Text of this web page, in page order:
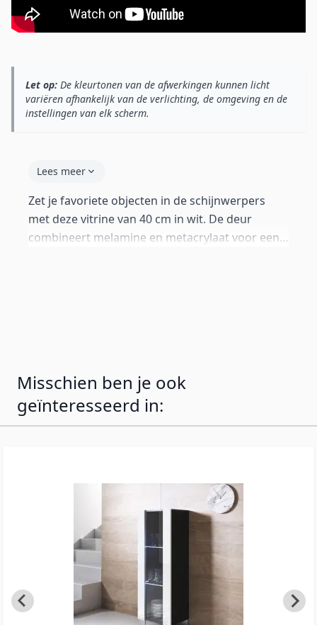
Let op: De kleurtonen van de afwerkingen kunnen licht
variëren afhankelijk van de verlichting, de omgeving en de
instellingen van elk scherm.
Lees meer
Zet je favoriete objecten in de schijnwerpers
met deze vitrine van 40 cm in wit. De deur
combineert melamine en metacrylaat voor een
Misschien ben je ook
geïnteresseerd in: